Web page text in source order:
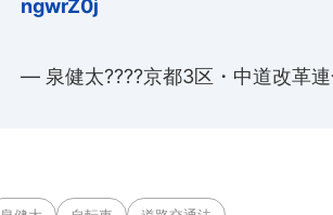
ngwrZ0j
— 泉健太????️京都3区・中道改革